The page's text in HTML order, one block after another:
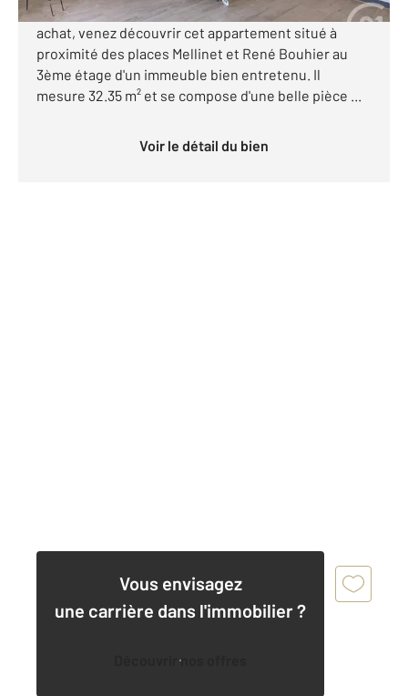
En exclusivité ! Idéal investissement ou premier
achat, venez découvrir cet appartement situé à
proximité des places Mellinet et René Bouhier au
3ème étage d'un immeuble bien entretenu. Il
mesure 32.35 m² et se compose d'une belle pièce ...
Voir le détail du bien
Vous envisagez
une carrière dans l'immobilier ?
Découvrir nos offres